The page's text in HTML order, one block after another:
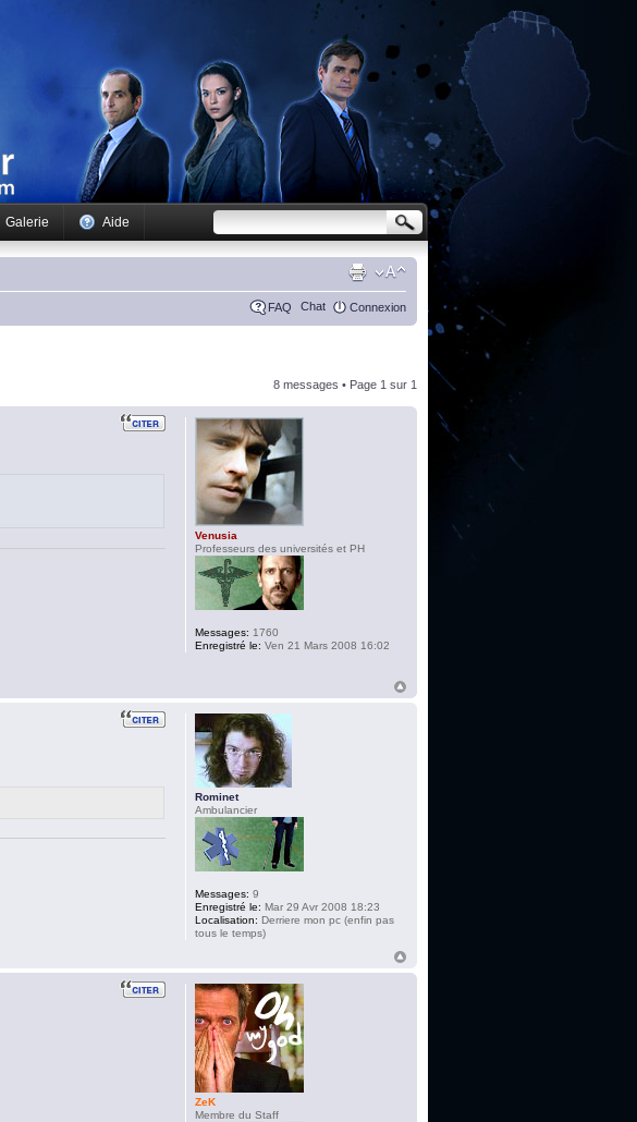
Galerie Aide
FAQ Chat Connexion
8 messages • Page 1 sur 1
Venusia
Professeurs des universités et PH
Messages: 1760
Enregistré le: Ven 21 Mars 2008 16:02
Rominet
Ambulancier
Messages: 9
Enregistré le: Mar 29 Avr 2008 18:23
Localisation: Derriere mon pc (enfin pas
tous le temps)
ZeK
Membre du Staff